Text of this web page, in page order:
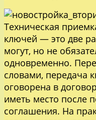
Техническая
ключей — это две
могут, но не
одновременно.
словами, передача
оговорена в
иметь место после
соглашения. На